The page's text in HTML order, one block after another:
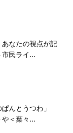
なたの視点が記
民ライ...
ぱんとうつわ」
＜葉々...